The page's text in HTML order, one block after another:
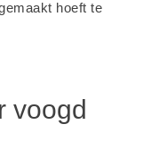
hoeft te
voogd